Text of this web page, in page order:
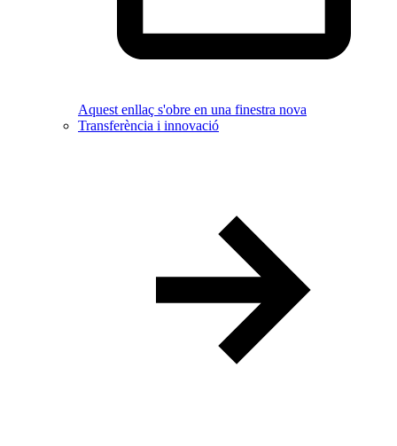
Aquest enllaç s'obre en una finestra nova
Transferència i innovació